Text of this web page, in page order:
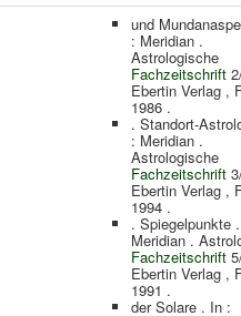
und
: Meridian .
Astrologische
Fachzeitschrift
Ebertin Verlag ,
1986 .
. Standort-
: Meridian .
Astrologische
Fachzeitschrift
Ebertin Verlag ,
1994 .
. Spiegelpunkte
Meridian .
Fachzeitschrift
Ebertin Verlag ,
1991 .
der Solare . In :